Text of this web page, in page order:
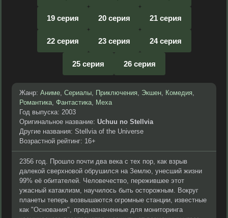
19 серия 20 серия 21 серия
22 серия 23 серия 24 серия
25 серия 26 серия
Жанр: Аниме, Сериалы, Приключения, Экшен, Комедия,
Романтика, Фантастика, Меха
Год выпуска: 2003
Оригинальное название: Uchuu no Stellvia
Другие названия: Stellvia of the Universe
Возрастной рейтинг: 16+
2356 год. Прошло почти два века с тех пор, как взрыв
далекой сверхновой обрушился на Землю, унесший жизни
99% её обитателей. Человечество, пережившее этот
ужасный катаклизм, научилось быть осторожным. Вокруг
планеты теперь возвышаются огромные станции, известные
как "Основания", предназначенные для мониторинга